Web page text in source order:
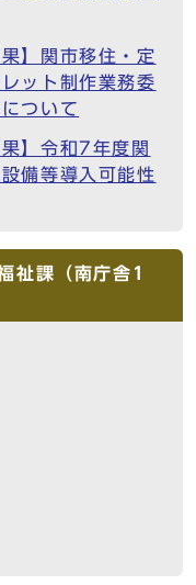
】関市移住・定
ット制作業務委
ついて
】令和7年度関
備等導入可能性
祉課（南庁舎1